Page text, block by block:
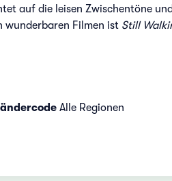
auf die leisen Zwischentöne
wunderbaren Filmen ist Still
Alle Regionen